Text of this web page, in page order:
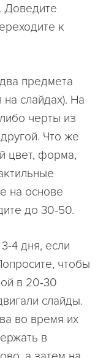
Доведите
к
предмета
слайдах). На
черты из
Что же
цвет, форма,
на основе
до 30-50.
4 дня, если
чтобы
в 20-30
слайды.
во время их
в